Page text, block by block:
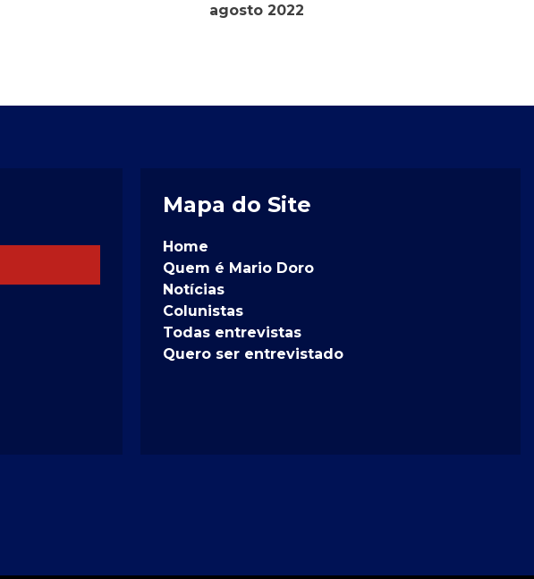
agosto 2022
Mapa do Site
Home
Quem é Mario Doro
Notícias
Colunistas
Todas entrevistas
Quero ser entrevistado